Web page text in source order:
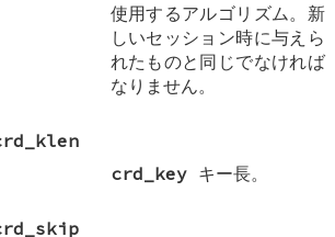
使用するアルゴリズム。新
しいセッション時に与えら
れたものと同じでなければ
なりません。
crd_keyキー長。